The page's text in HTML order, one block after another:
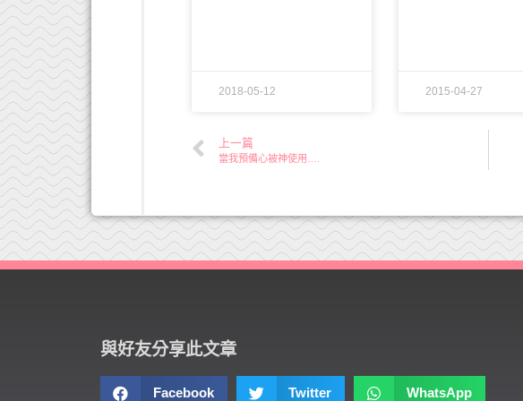
2018-05-12 2015-04-27
上一篇
當我預備心被神使用….
與好友分享此文章
Facebook Twitter WhatsApp